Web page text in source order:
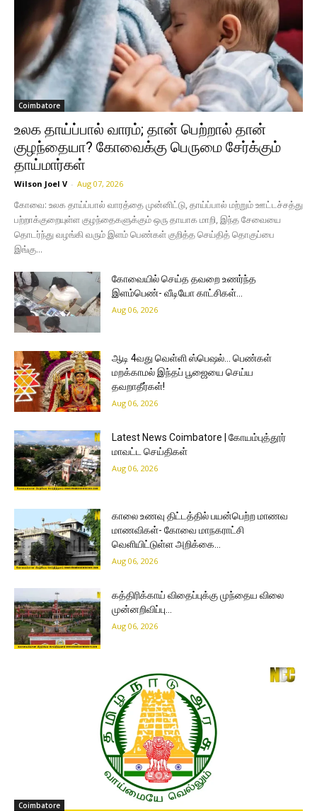
Coimbatore
உலக தாய்ப்பால் வாரம்; தான் பெற்றால் தான்
குழந்தையா? கோவைக்கு பெருமை சேர்க்கும்
தாய்மார்கள்
Wilson Joel V - Aug 07, 2026
கோவை: உலக தாய்ப்பால் வாரத்தை முன்னிட்டு, தாய்ப்பால் மற்றும் ஊட்டச்சத்து
பற்றாக்குறையுள்ள குழந்தைகளுக்கும் ஒரு தாயாக மாறி, இந்த சேவையை
தொடர்ந்து வழங்கி வரும் இளம் பெண்கள் குறித்த செய்தித் தொகுப்பை
இங்கு...
கோவையில் செய்த தவறை உணர்ந்த
இளம்பெண்- வீடியோ காட்சிகள்…
Aug 06, 2026
ஆடி 4வது வெள்ளி ஸ்பெஷல்… பெண்கள்
மறக்காமல் இந்தப் பூஜையை செய்ய
தவறாதீர்கள்!
Aug 06, 2026
Latest News Coimbatore | கோயம்புத்தூர்
மாவட்ட செய்திகள்
Aug 06, 2026
காலை உணவு திட்டத்தில் பயன்பெற்ற மாணவ
மாணவிகள்- கோவை மாநகராட்சி
வெளியிட்டுள்ள அறிக்கை…
Aug 06, 2026
கத்திரிக்காய் விதைப்புக்கு முந்தைய விலை
முன்னறிவிப்பு…
Aug 06, 2026
Coimbatore